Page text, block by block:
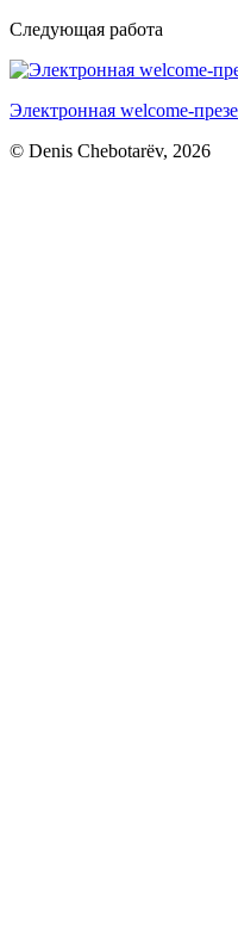
Следующая работа
Электронная welcome-
© Denis Chebotarёv, 2026